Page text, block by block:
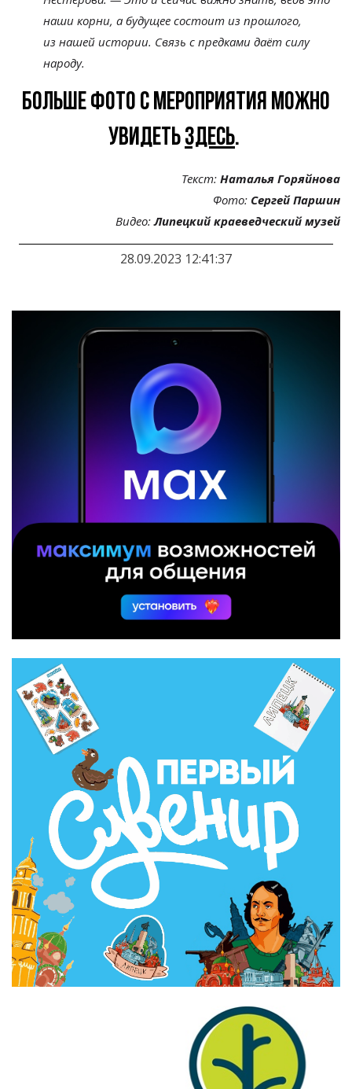
наши корни, а будущее состоит из прошлого,
из нашей истории. Связь с предками даёт силу
народу.
Больше фото с мероприятия можно
увидетьздесь.
Текст: Наталья Горяйнова
Фото: Сергей Паршин
Видео:Липецкий краеведческий музей
28.09.2023 12:41:37